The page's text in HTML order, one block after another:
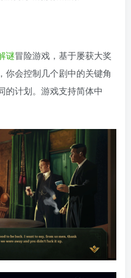
谜冒险游戏，基于屡获大奖
你会控制几个剧中的关键角
的计划。游戏支持简体中